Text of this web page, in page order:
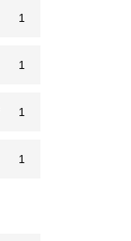
1
1
1
1